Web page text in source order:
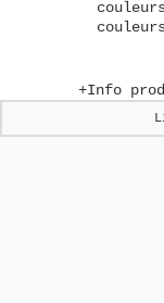
+Info